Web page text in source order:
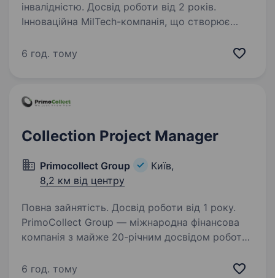
інвалідністю. Досвід роботи від 2 років.
Інноваційна MilTech-компанія, що створює
керівника напрямку розробки комплексу
проєкту.…
6 год. тому
Collection Project Manager
Primocollect Group
Київ,
8,2 км від центру
Повна зайнятість. Досвід роботи від 1 року.
PrimoCollect Group — міжнародна фінансова
компанія з майже 20-річним досвідом роботи
впливати не лише на операційну роботу, а й на
6 год. тому